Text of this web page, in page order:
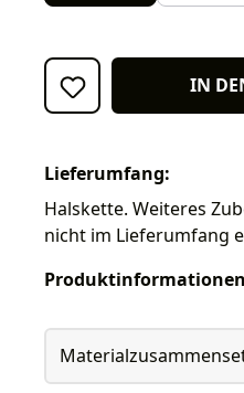
IN
Lieferumfang:
Halskette. Weiteres
nicht im Lieferumfang
Produktinformationen